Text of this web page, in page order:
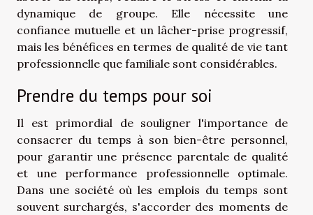
dynamique de groupe. Elle nécessite une
confiance mutuelle et un lâcher-prise progressif,
mais les bénéfices en termes de qualité de vie tant
professionnelle que familiale sont considérables.
Prendre du temps pour soi
Il est primordial de souligner l'importance de
consacrer du temps à son bien-être personnel,
pour garantir une présence parentale de qualité
et une performance professionnelle optimale.
Dans une société où les emplois du temps sont
souvent surchargés, s'accorder des moments de